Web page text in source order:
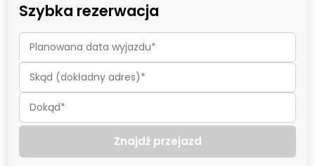
Szybka rezerwacja
Znajdź przejazd